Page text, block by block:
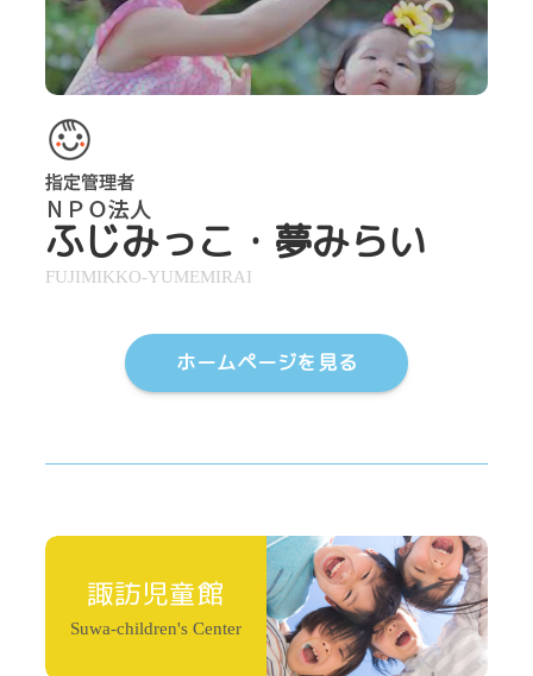
ふじみっこ・夢みらい
FUJIMIKKO-YUMEMIRAI
ホームページを見る
諏訪児童館
Suwa-children's Center